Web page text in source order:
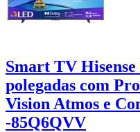
Smart TV
polegadas com
Vision Atmos e
-85Q6QVV